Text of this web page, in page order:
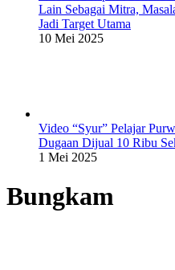
Lain Sebagai Mitra,
Jadi Target Utama
10 Mei 2025
Video “Syur” Pelajar
Dugaan Dijual 10 Ribu
1 Mei 2025
Bungkam